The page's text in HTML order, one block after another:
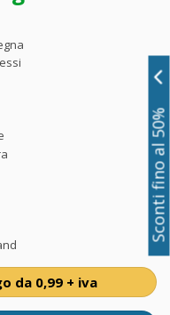
da 0,99 + iva
Sconti fino al 50%